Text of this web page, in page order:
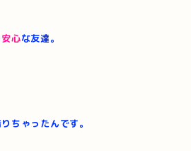
安心な友達。
ちゃったんです。